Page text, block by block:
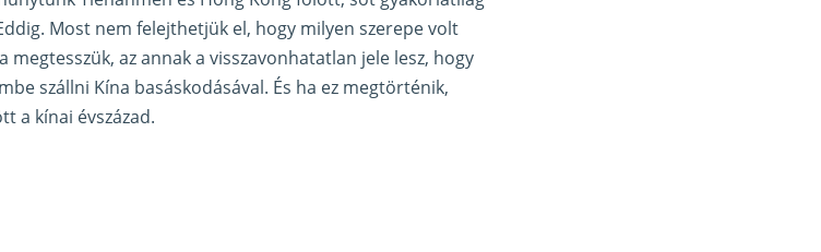
Most nem felejthetjük el, hogy milyen szerepe volt
megtesszük, az annak a visszavonhatatlan jele lesz, hogy
szállni Kína basáskodásával. És ha ez megtörténik,
a kínai évszázad.